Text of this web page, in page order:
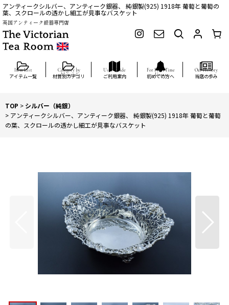
アンティークシルバー、アンティーク銀器、 純銀製(925) 1918年 葡萄と葡萄の
葉、スクロールの透かし細工が見事なバスケット
英国アンティーク銀器専門店
アイテム一覧 材質別カテゴリ ご利用案内 初めての方へ 当店の歩み
TOP > シルバー（純銀）
> アンティークシルバー、アンティーク銀器、 純銀製(925) 1918年 葡萄と葡萄
の葉、スクロールの透かし細工が見事なバスケット